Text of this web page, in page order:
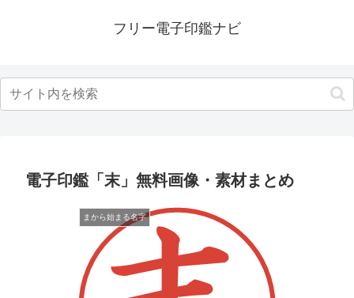
フリー電子印鑑ナビ
電子印鑑「末」無料画像・素材まとめ
まから始まる名字